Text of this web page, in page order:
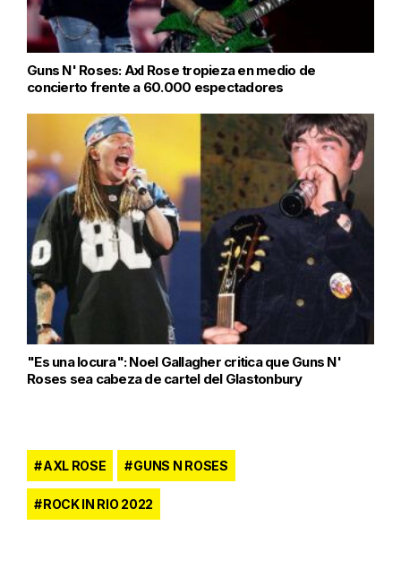
Guns N' Roses: Axl Rose tropieza en medio de
concierto frente a 60.000 espectadores
"Es una locura": Noel Gallagher critica que Guns N'
Roses sea cabeza de cartel del Glastonbury
AXL ROSE GUNS N ROSES
ROCK IN RIO 2022